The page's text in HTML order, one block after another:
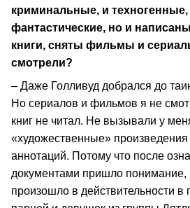
криминальные, и техногенные,
фантастические, но и
книги, сняты фильмы и
смотрели?
– Даже Голливуд добрался до
Но сериалов и фильмов я не
книг не читал. Не вызывали у
«художественные» произведения
аннотаций. Потому что после
документами пришло понимание,
произошло в действительности в